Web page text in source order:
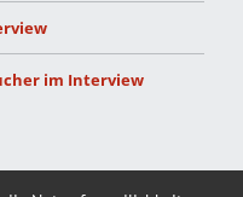
im Interview